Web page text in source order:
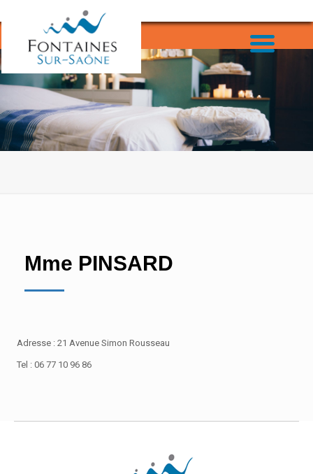
Mme PINSARD
Adresse : 21 Avenue Simon Rousseau
Tel : 06 77 10 96 86